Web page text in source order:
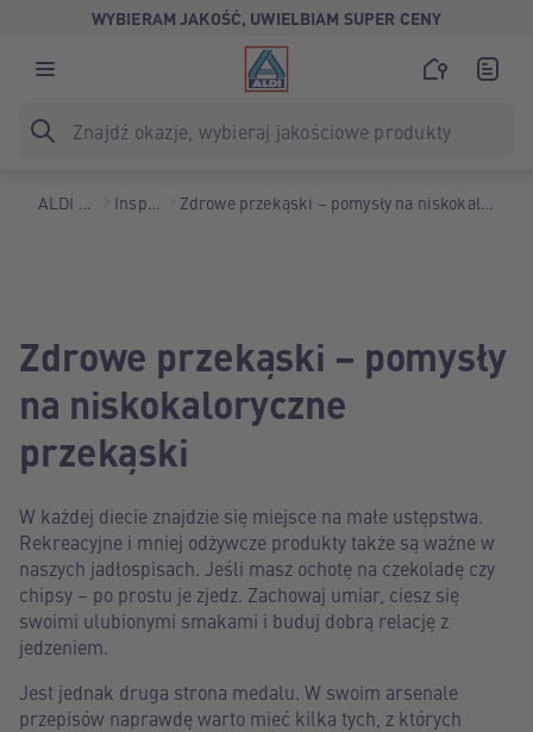
WYBIERAM JAKOŚĆ, UWIELBIAM SUPER CENY
ALDI Polska Inspiracje Zdrowe przekąski – pomysły na niskokaloryczne przekąski
Zdrowe przekąski – pomysły
na niskokaloryczne
przekąski
W każdej diecie znajdzie się miejsce na małe ustępstwa.
Rekreacyjne i mniej odżywcze produkty także są ważne w
naszych jadłospisach. Jeśli masz ochotę na czekoladę czy
chipsy – po prostu je zjedz. Zachowaj umiar, ciesz się
swoimi ulubionymi smakami i buduj dobrą relację z
jedzeniem.
Jest jednak druga strona medalu. W swoim arsenale
przepisów naprawdę warto mieć kilka tych, z których